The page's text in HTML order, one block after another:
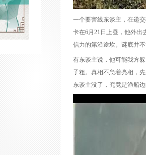
一个要害线东谈主，在递
卡在6月21日上昼，他外出
信力的第沿途坎。谜底并
有东谈主说，他可能我方
子粗。真相不急着亮相，
东谈主没了，究竟是渔船